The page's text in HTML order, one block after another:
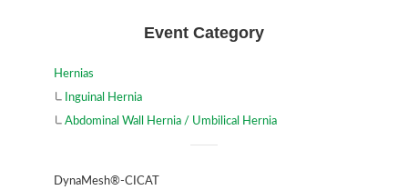
Event Category
Hernias
Inguinal Hernia
Abdominal Wall Hernia / Umbilical Hernia
DynaMesh®-CICAT